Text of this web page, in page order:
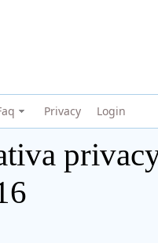
Privacy Login